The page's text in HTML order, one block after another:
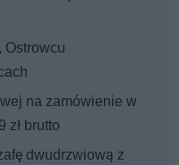
Ostrowcu
na zamówienie w
zł brutto
dwudrzwiową z